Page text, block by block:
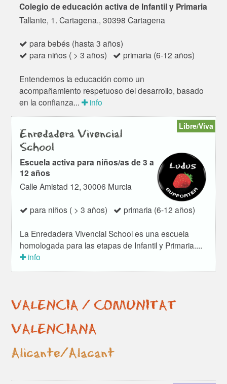
Colegio de educación activa de Infantil y Primaria
Tallante, 1. Cartagena., 30398 Cartagena
para bebés (hasta 3 años)
para niños ( > 3 años)
primaria (6-12 años)
Entendemos la educación como un
acompañamiento respetuoso del desarrollo, basado
en la confianza...
info
Enredadera Vivencial
School
Libre/Viva
Escuela activa para niños/as de 3 a
12 años
Calle Amistad 12, 30006 Murcia
para niños ( > 3 años) primaria (6-12 años)
La Enredadera Vivencial School es una escuela
homologada para las etapas de Infantil y Primaria....
info
VALENCIA / COMUNITAT
VALENCIANA
Alicante/Alacant